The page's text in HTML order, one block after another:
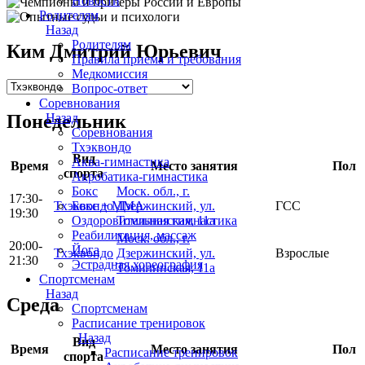
Родителям
Назад
Родителям
Правила приема и требования
Медкомиссия
Вопрос-ответ
Соревнования
Назад
Соревнования
Тхэквондо
Аква-гимнастика
Акробатика-гимнастика
Бокс
Бокс + MMA
Оздоровительная гимнастика
Реабилитация, массаж
Йога
Эстрадная хореография
Спортсменам
Назад
Спортсменам
Расписание тренировок
Назад
Расписание тренировок
Ким Дмитрий Юрьевич
Понедельник
Время
Вид
спорта
Место занятия Пол
17:30-
19:30
Тхэквондо
Моск. обл., г.
Дзержинский, ул.
Томилинская, 11а
ГСС
20:00-
21:30
Тхэквондо
Моск. обл., г.
Дзержинский, ул.
Томилинская, 11а
Взрослые
Среда
Время
Вид
спорта
Место занятия Пол